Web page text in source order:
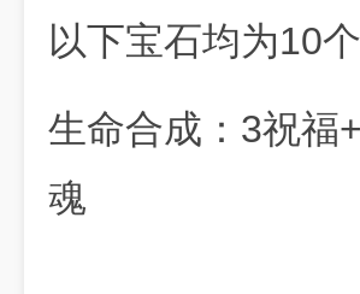
以下宝石均为10
生命合成：3祝
魂